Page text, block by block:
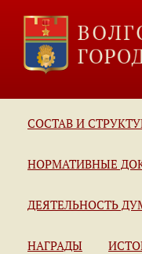
СОСТАВ И
НОРМАТИВНЫЕ
ДЕЯТЕЛЬНОСТЬ
НАГРАДЫ